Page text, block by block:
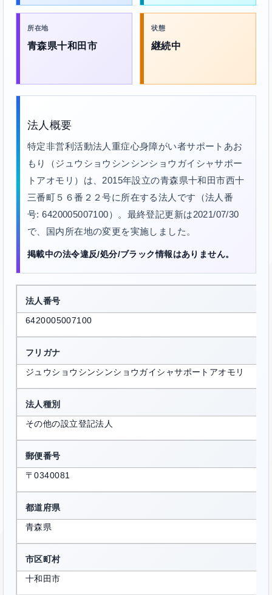
所在地
青森県十和田市
状態
継続中
法人概要
特定非営利活動法人重症心身障がい者サポートあお
もり（ジュウショウシンシンショウガイシャサポー
トアオモリ）は、2015年設立の青森県十和田市西十
三番町５６番２２号に所在する法人です（法人番
号: 6420005007100）。最終登記更新は2021/07/30
で、国内所在地の変更を実施しました。
掲載中の法令違反/処分/ブラック情報はありません。
法人番号
6420005007100
フリガナ
ジュウショウシンシンショウガイシャサポートアオモリ
法人種別
その他の設立登記法人
郵便番号
〒0340081
都道府県
青森県
市区町村
十和田市